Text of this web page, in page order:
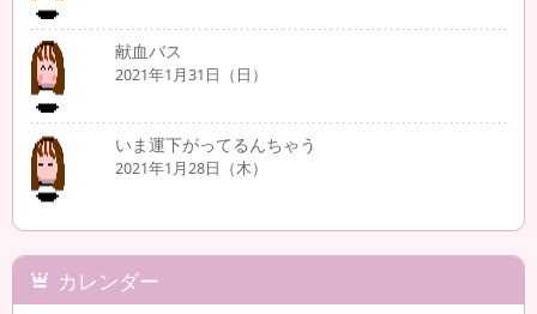
献血バス
2021年1月31日（日）
いま運下がってるんちゃう
2021年1月28日（木）
カレンダー